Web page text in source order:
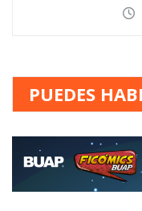
PUEDES